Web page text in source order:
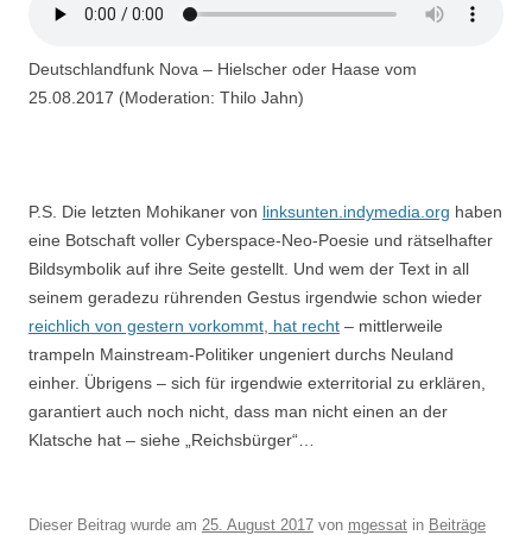
Deutschlandfunk Nova – Hielscher oder Haase vom
25.08.2017 (Moderation: Thilo Jahn)
P.S. Die letzten Mohikaner von linksunten.indymedia.org haben
eine Botschaft voller Cyberspace-Neo-Poesie und rätselhafter
Bildsymbolik auf ihre Seite gestellt. Und wem der Text in all
seinem geradezu rührenden Gestus irgendwie schon wieder
reichlich von gestern vorkommt, hat recht – mittlerweile
trampeln Mainstream-Politiker ungeniert durchs Neuland
einher. Übrigens – sich für irgendwie exterritorial zu erklären,
garantiert auch noch nicht, dass man nicht einen an der
Klatsche hat – siehe „Reichsbürger“…
Dieser Beitrag wurde am 25. August 2017 von mgessat in Beiträge